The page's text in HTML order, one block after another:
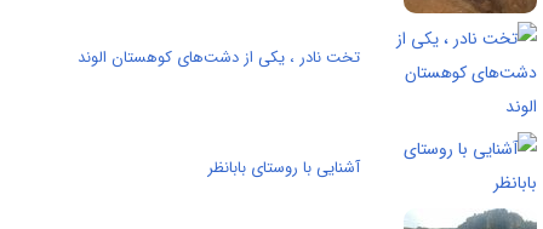
تخت نادر ، یکی از دشت‌های کوهستان الوند
آشنایی با روستای بابانظر